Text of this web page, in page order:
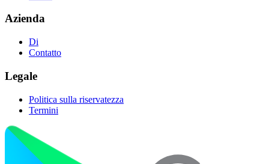
Azienda
Di
Contatto
Legale
Politica sulla riservatezza
Termini